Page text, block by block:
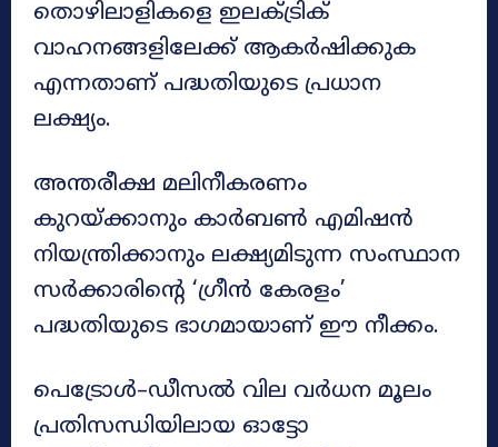
തൊഴിലാളികളെ ഇലക്ട്രിക്
വാഹനങ്ങളിലേക്ക് ആകർഷിക്കുക
എന്നതാണ് പദ്ധതിയുടെ പ്രധാന
ലക്ഷ്യം.
അന്തരീക്ഷ മലിനീകരണം
കുറയ്ക്കാനും കാർബൺ എമിഷൻ
നിയന്ത്രിക്കാനും ലക്ഷ്യമിടുന്ന സംസ്ഥാന
സർക്കാരിന്റെ ‘ഗ്രീൻ കേരളം’
പദ്ധതിയുടെ ഭാഗമായാണ് ഈ നീക്കം.
പെട്രോൾ–ഡീസൽ വില വർധന മൂലം
പ്രതിസന്ധിയിലായ ഓട്ടോ